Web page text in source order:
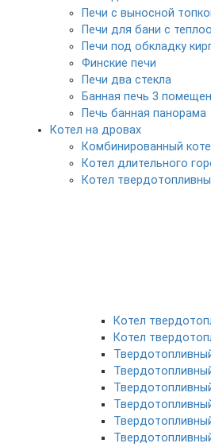
Печи с выносной
Печи для бани с
Печи под обкладку
Финские печи
Печи два стекла
Банная печь 3
Печь банная панорама
Котел на дровах
Комбинированный
Котел длительного
Котел
Котел
Котел